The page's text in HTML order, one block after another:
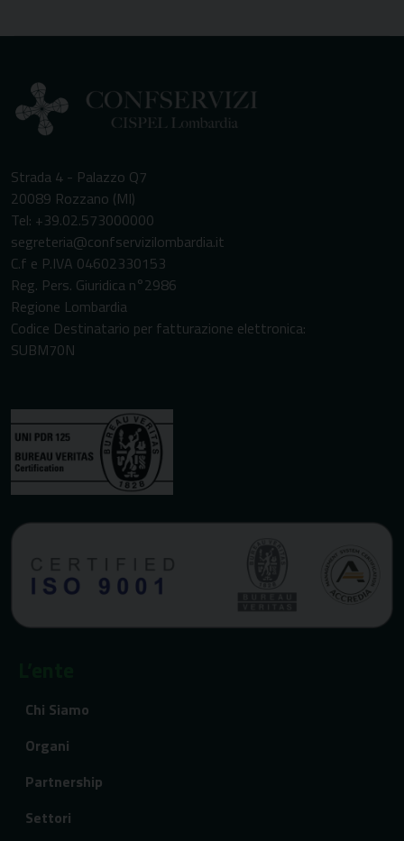
Strada 4 - Palazzo Q7
20089 Rozzano (MI)
Tel: +39.02.573000000
segreteria@confservizilombardia.it
C.f e P.IVA 04602330153
Reg. Pers. Giuridica n°2986
Regione Lombardia
Codice Destinatario per fatturazione elettronica:
SUBM70N
Chi Siamo
Organi
Partnership
Settori